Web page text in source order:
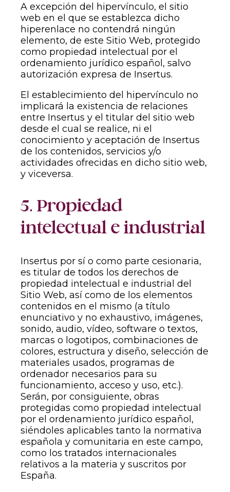
A excepción del hipervínculo, el sitio
web en el que se establezca dicho
hiperenlace no contendrá ningún
elemento, de este Sitio Web, protegido
como propiedad intelectual por el
ordenamiento jurídico español, salvo
autorización expresa de Insertus.
El establecimiento del hipervínculo no
implicará la existencia de relaciones
entre Insertus y el titular del sitio web
desde el cual se realice, ni el
conocimiento y aceptación de Insertus
de los contenidos, servicios y/o
actividades ofrecidas en dicho sitio web,
y viceversa.
5. Propiedad
intelectual e industrial
Insertus por sí o como parte cesionaria,
es titular de todos los derechos de
propiedad intelectual e industrial del
Sitio Web, así como de los elementos
contenidos en el mismo (a título
enunciativo y no exhaustivo, imágenes,
sonido, audio, vídeo, software o textos,
marcas o logotipos, combinaciones de
colores, estructura y diseño, selección de
materiales usados, programas de
ordenador necesarios para su
funcionamiento, acceso y uso, etc.).
Serán, por consiguiente, obras
protegidas como propiedad intelectual
por el ordenamiento jurídico español,
siéndoles aplicables tanto la normativa
española y comunitaria en este campo,
como los tratados internacionales
relativos a la materia y suscritos por
España.